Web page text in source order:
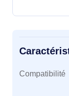
Compatibilité